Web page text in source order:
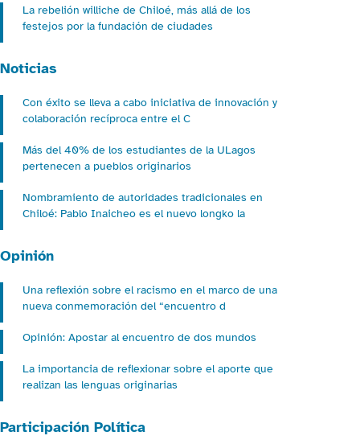
La rebelión williche de Chiloé, más allá de los
festejos por la fundación de ciudades
Noticias
Con éxito se lleva a cabo iniciativa de innovación y
colaboración recíproca entre el C
Más del 40% de los estudiantes de la ULagos
pertenecen a pueblos originarios
Nombramiento de autoridades tradicionales en
Chiloé: Pablo Inaicheo es el nuevo longko la
Opinión
Una reflexión sobre el racismo en el marco de una
nueva conmemoración del “encuentro d
Opinión: Apostar al encuentro de dos mundos
La importancia de reflexionar sobre el aporte que
realizan las lenguas originarias
Participación Política